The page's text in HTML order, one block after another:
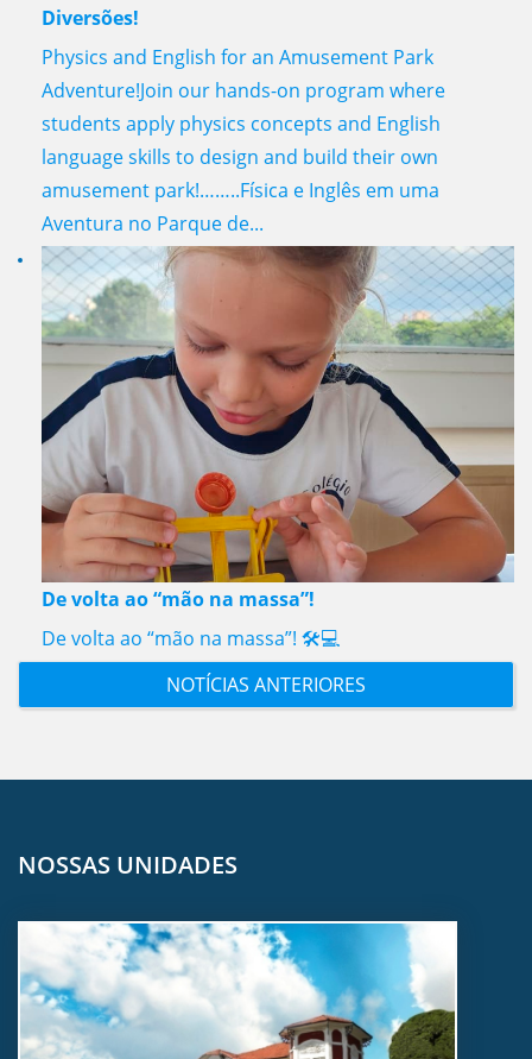
Diversões!
Physics and English for an Amusement Park
Adventure!Join our hands-on program where
students apply physics concepts and English
language skills to design and build their own
amusement park!……..Física e Inglês em uma
Aventura no Parque de...
De volta ao “mão na massa”!
De volta ao “mão na massa”! 🛠️💻
NOTÍCIAS ANTERIORES
NOSSAS UNIDADES